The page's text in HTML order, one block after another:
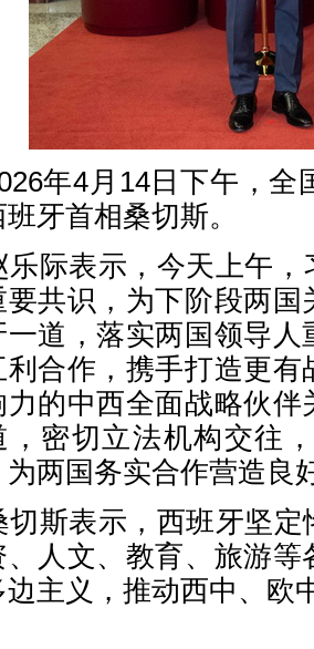
年4月14日下午，
班牙首相桑切斯。
乐际表示，今天上午
要共识，为下阶段两
一道，落实两国领导
利合作，携手打造更
力的中西全面战略伙
，密切立法机构交往
为两国务实合作营造良
切斯表示，西班牙坚
、人文、教育、旅游
边主义，推动西中、欧